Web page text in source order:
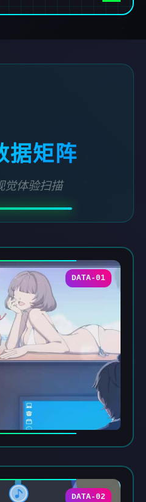
据矩阵
觉体验扫描
DATA-01
DATA-02